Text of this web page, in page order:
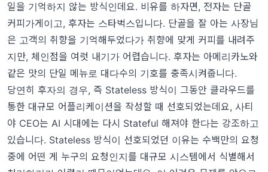
일을 기억하지 않는 방식인데요. 비유를 하자면, 전자는 단골
커피가게이고, 후자는 스타벅스입니다. 단골을 잘 아는 사장님
은 고객의 취향을 기억해두었다가 취향에 맞게 커피를 내려주
지만, 체인점을 여럿 내기가 어렵습니다. 후자는 아메리카노와
같은 맛의 단일 메뉴로 대다수의 기호를 충족시켜줍니다.
당연히 후자의 경우, 즉 Stateless 방식이 그동안 클라우드를
통한 대규모 어플리케이션을 작성할 때 선호되었는데요, 사티
야 CEO는 AI 시대에는 다시 Stateful 해져야 한다는 강조하고
있습니다. Stateless 방식이 선호되었던 이유는 수백만의 요청
중에 어떤 게 누구의 요청인지를 대규모 시스템에서 식별해서